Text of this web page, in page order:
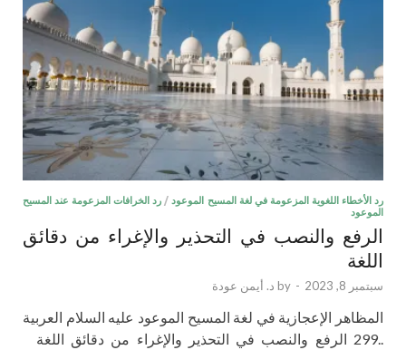
رد الأخطاء اللغوية المزعومة في لغة المسيح الموعود/ رد الخرافات المزعومة عند المسيح
الموعود
الرفع والنصب في التحذير والإغراء من دقائق
اللغة
سبتمبر 8, 2023 -
by د. أيمن عودة
المظاهر الإعجازية في لغة المسيح الموعود عليه السلام العربية
..299 الرفع والنصب في التحذير والإغراء من دقائق اللغة